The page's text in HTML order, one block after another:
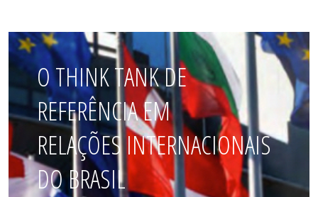
O THINK TANK DE
REFERÊNCIA EM
RELAÇÕES INTERNACIONAIS
DO BRASIL